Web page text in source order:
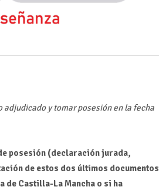
y tomar posesión en la fecha
posesión (declaración jurada,
de estos dos últimos documentos
de Castilla-La Mancha o si ha